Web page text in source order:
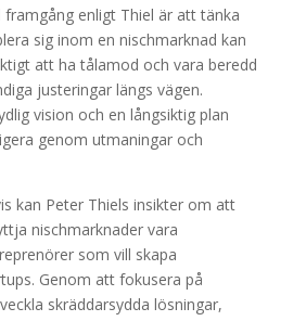
framgång enligt Thiel är att tänka
sig inom en nischmarknad kan
att ha tålamod och vara beredd
justeringar längs vägen.
vision och en långsiktig plan
genom utmaningar och
kan Peter Thiels insikter om att
nischmarknader vara
som vill skapa
Genom att fokusera på
skräddarsydda lösningar,